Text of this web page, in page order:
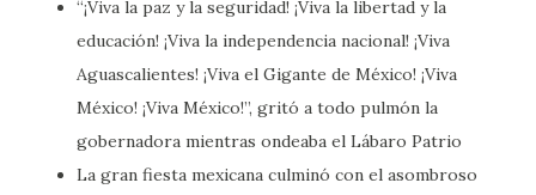
“¡Viva la paz y la seguridad! ¡Viva la libertad y la
educación! ¡Viva la independencia nacional! ¡Viva
Aguascalientes! ¡Viva el Gigante de México! ¡Viva
México! ¡Viva México!”, gritó a todo pulmón la
gobernadora mientras ondeaba el Lábaro Patrio
La gran fiesta mexicana culminó con el asombroso